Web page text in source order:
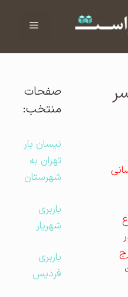
فهرست
صفحات
منتخب:
نیسان بار
تهران به
شهرستان
باربری
شهریار
باربری
فردیس